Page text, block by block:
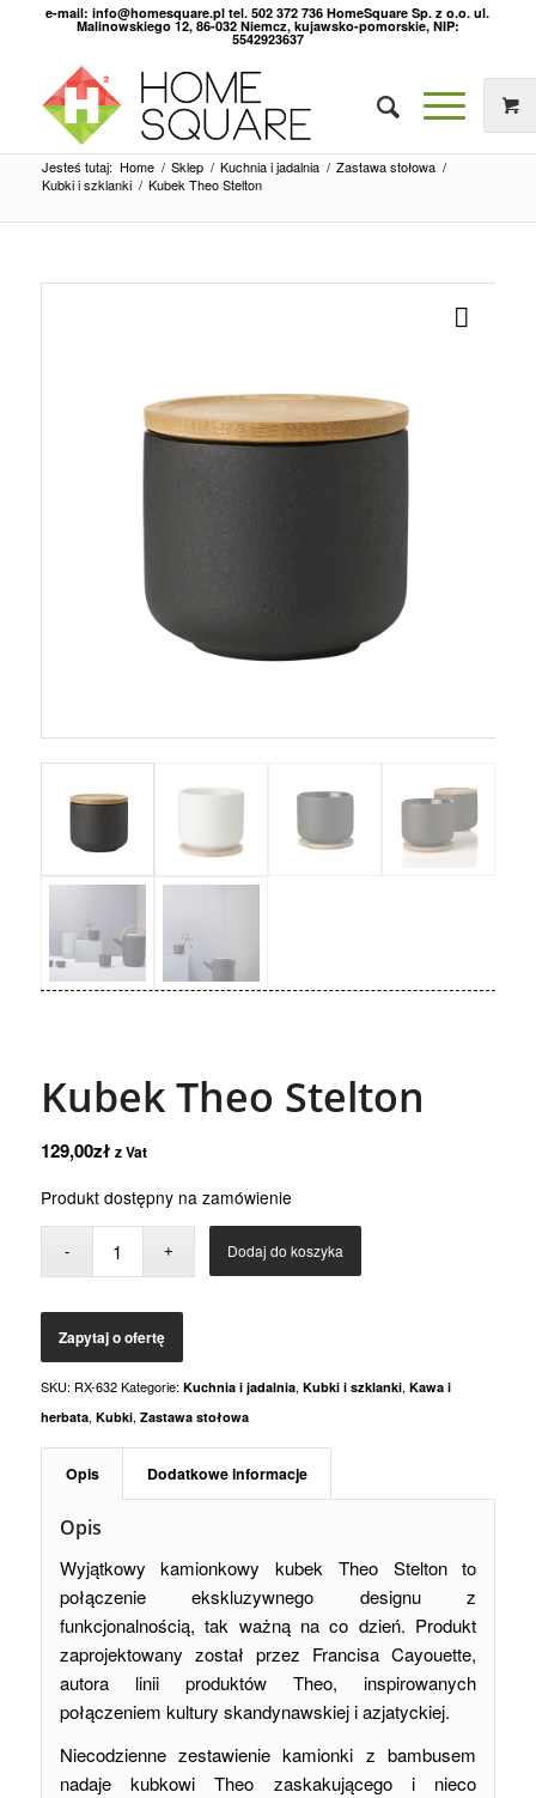
e-mail: info@homesquare.pl tel. 502 372 736 HomeSquare Sp. z o.o. ul.
Malinowskiego 12, 86-032 Niemcz, kujawsko-pomorskie, NIP:
5542923637
Jesteś tutaj: Home / Sklep / Kuchnia i jadalnia / Zastawa stołowa /
Kubki i szklanki / Kubek Theo Stelton
Kubek Theo Stelton
129,00zł z Vat
Produkt dostępny na zamówienie
Dodaj do koszyka
SKU: RX-632 Kategorie: Kuchnia i jadalnia, Kubki i szklanki, Kawa i
herbata, Kubki, Zastawa stołowa
Opis Dodatkowe informacje
Opis
Wyjątkowy kamionkowy kubek Theo Stelton to
połączenie ekskluzywnego designu z
funkcjonalnością, tak ważną na co dzień. Produkt
zaprojektowany został przez Francisa Cayouette,
autora linii produktów Theo, inspirowanych
połączeniem kultury skandynawskiej i azjatyckiej.
Niecodzienne zestawienie kamionki z bambusem
nadaje kubkowi Theo zaskakującego i nieco